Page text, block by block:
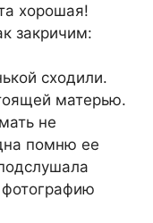
хорошая!
закричим:
сходили.
матерью.
не
помню ее